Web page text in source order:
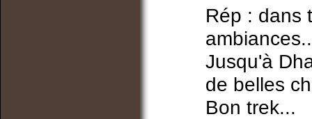
Rép : dans
Jusqu'à
de belles
Bon trek...